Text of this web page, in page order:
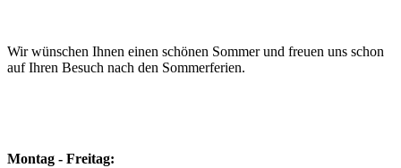
Wir wünschen Ihnen einen schönen Sommer und freuen uns schon
auf Ihren Besuch nach den Sommerferien.
Montag - Freitag: